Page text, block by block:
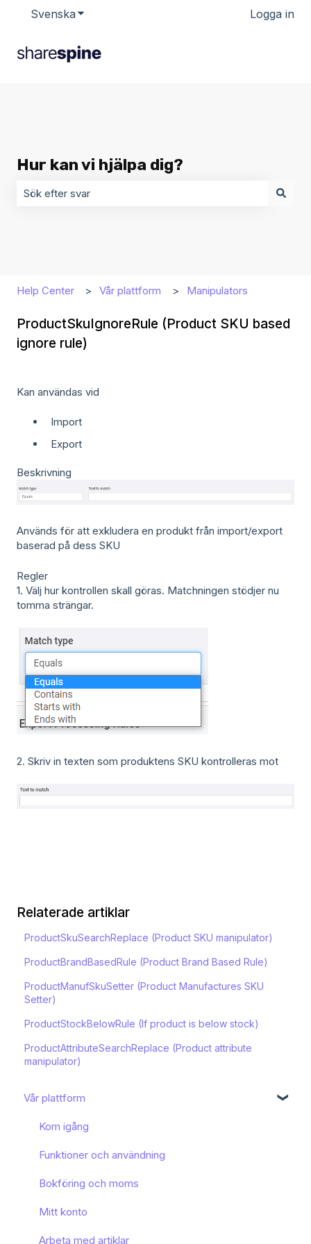
Svenska Visa undermenyer för översättningarLogga in
Hur kan vi hjälpa dig?
Help Center Vår plattform Manipulators
ProductSkuIgnoreRule (Product SKU based
ignore rule)
Kan användas vid
Import
Export
Beskrivning
Används för att exkludera en produkt från import/export
baserad på dess SKU
Regler
1. Välj hur kontrollen skall göras. Matchningen stödjer nu
tomma strängar.
2. Skriv in texten som produktens SKU kontrolleras mot
Relaterade artiklar
ProductSkuSearchReplace (Product SKU manipulator)
ProductBrandBasedRule (Product Brand Based Rule)
ProductManufSkuSetter (Product Manufactures SKU
Setter)
ProductStockBelowRule (If product is below stock)
ProductAttributeSearchReplace (Product attribute
manipulator)
Vår plattform
Kom igång
Funktioner och användning
Bokföring och moms
Mitt konto
Arbeta med artiklar